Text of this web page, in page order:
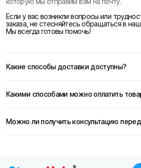
Если у вас возникли вопросы или
заказа, не стесняйтесь обращаться в
Мы всегда готовы помочь!
Какие способы доставки доступны?
Какими способами можно оплатить
Можно ли получить консультацию